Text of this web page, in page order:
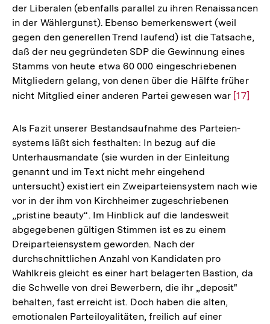
der Liberalen (ebenfalls parallel zu ihren Renaissancen
in der Wählergunst). Ebenso bemerkenswert (weil
gegen den generellen Trend laufend) ist die Tatsache,
daß der neu gegründeten SDP die Gewinnung eines
Stamms von heute etwa 60 000 eingeschriebenen
Mitgliedern gelang, von denen über die Hälfte früher
nicht Mitglied einer anderen Partei gewesen war Zur
der
[17]
Als Fazit unserer Bestandsaufnahme des Parteien-
systems läßt sich festhalten: In bezug auf die
Unterhausmandate (sie wurden in der Einleitung
genannt und im Text nicht mehr eingehend
untersucht) existiert ein Zweiparteiensystem nach wie
vor in der ihm von Kirchheimer zugeschriebenen
„pristine beauty“. Im Hinblick auf die landesweit
abgegebenen gültigen Stimmen ist es zu einem
Dreiparteiensystem geworden. Nach der
durchschnittlichen Anzahl von Kandidaten pro
Wahlkreis gleicht es einer hart belagerten Bastion, da
die Schwelle von drei Bewerbern, die ihr „deposit"
behalten, fast erreicht ist. Doch haben die alten,
emotionalen Parteiloyalitäten, freilich auf einer